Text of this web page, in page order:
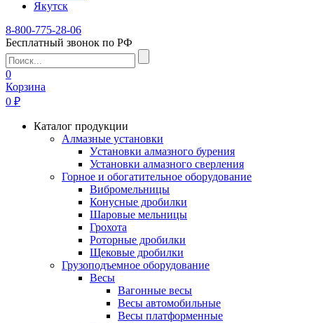
Якутск
8-800-775-28-06
Бесплатный звонок по РФ
0
Корзина
0 ₽
Каталог продукции
Алмазные установки
Уcтановки алмазного бурения
Установки алмазного сверления
Горное и обогатительное оборудование
Вибромельницы
Конусные дробилки
Шаровые мельницы
Грохота
Роторные дробилки
Щековые дробилки
Грузоподъемное оборудование
Весы
Вагонные весы
Весы автомобильные
Весы платформенные